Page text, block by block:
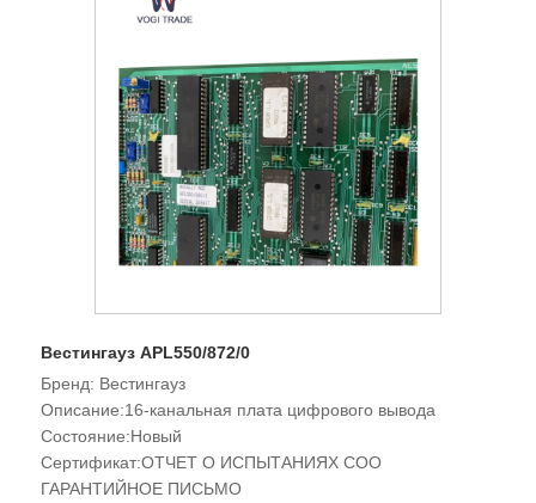
Вестингауз APL550/872/0
Бренд: Вестингауз
Описание:16-канальная плата цифрового вывода
Состояние:Новый
Сертификат:ОТЧЕТ О ИСПЫТАНИЯХ COO
ГАРАНТИЙНОЕ ПИСЬМО